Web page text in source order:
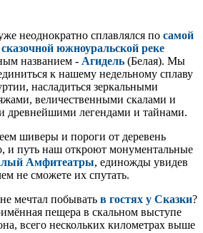
неоднократно сплавлялся по самой
южноуральской реке
названием - Агидель (Белая). Мы
к нашему недельному сплаву
насладиться зеркальными
величественными скалами и
древнейшими легендами и тайнами.
шиверы и пороги от деревень
и путь наш откроют монументальные
Амфитеатры, единожды увидев
не сможете их спутать.
мечтал побывать в гостях у Сказки?
пещера в скальном выступе
всего нескольких километрах выше